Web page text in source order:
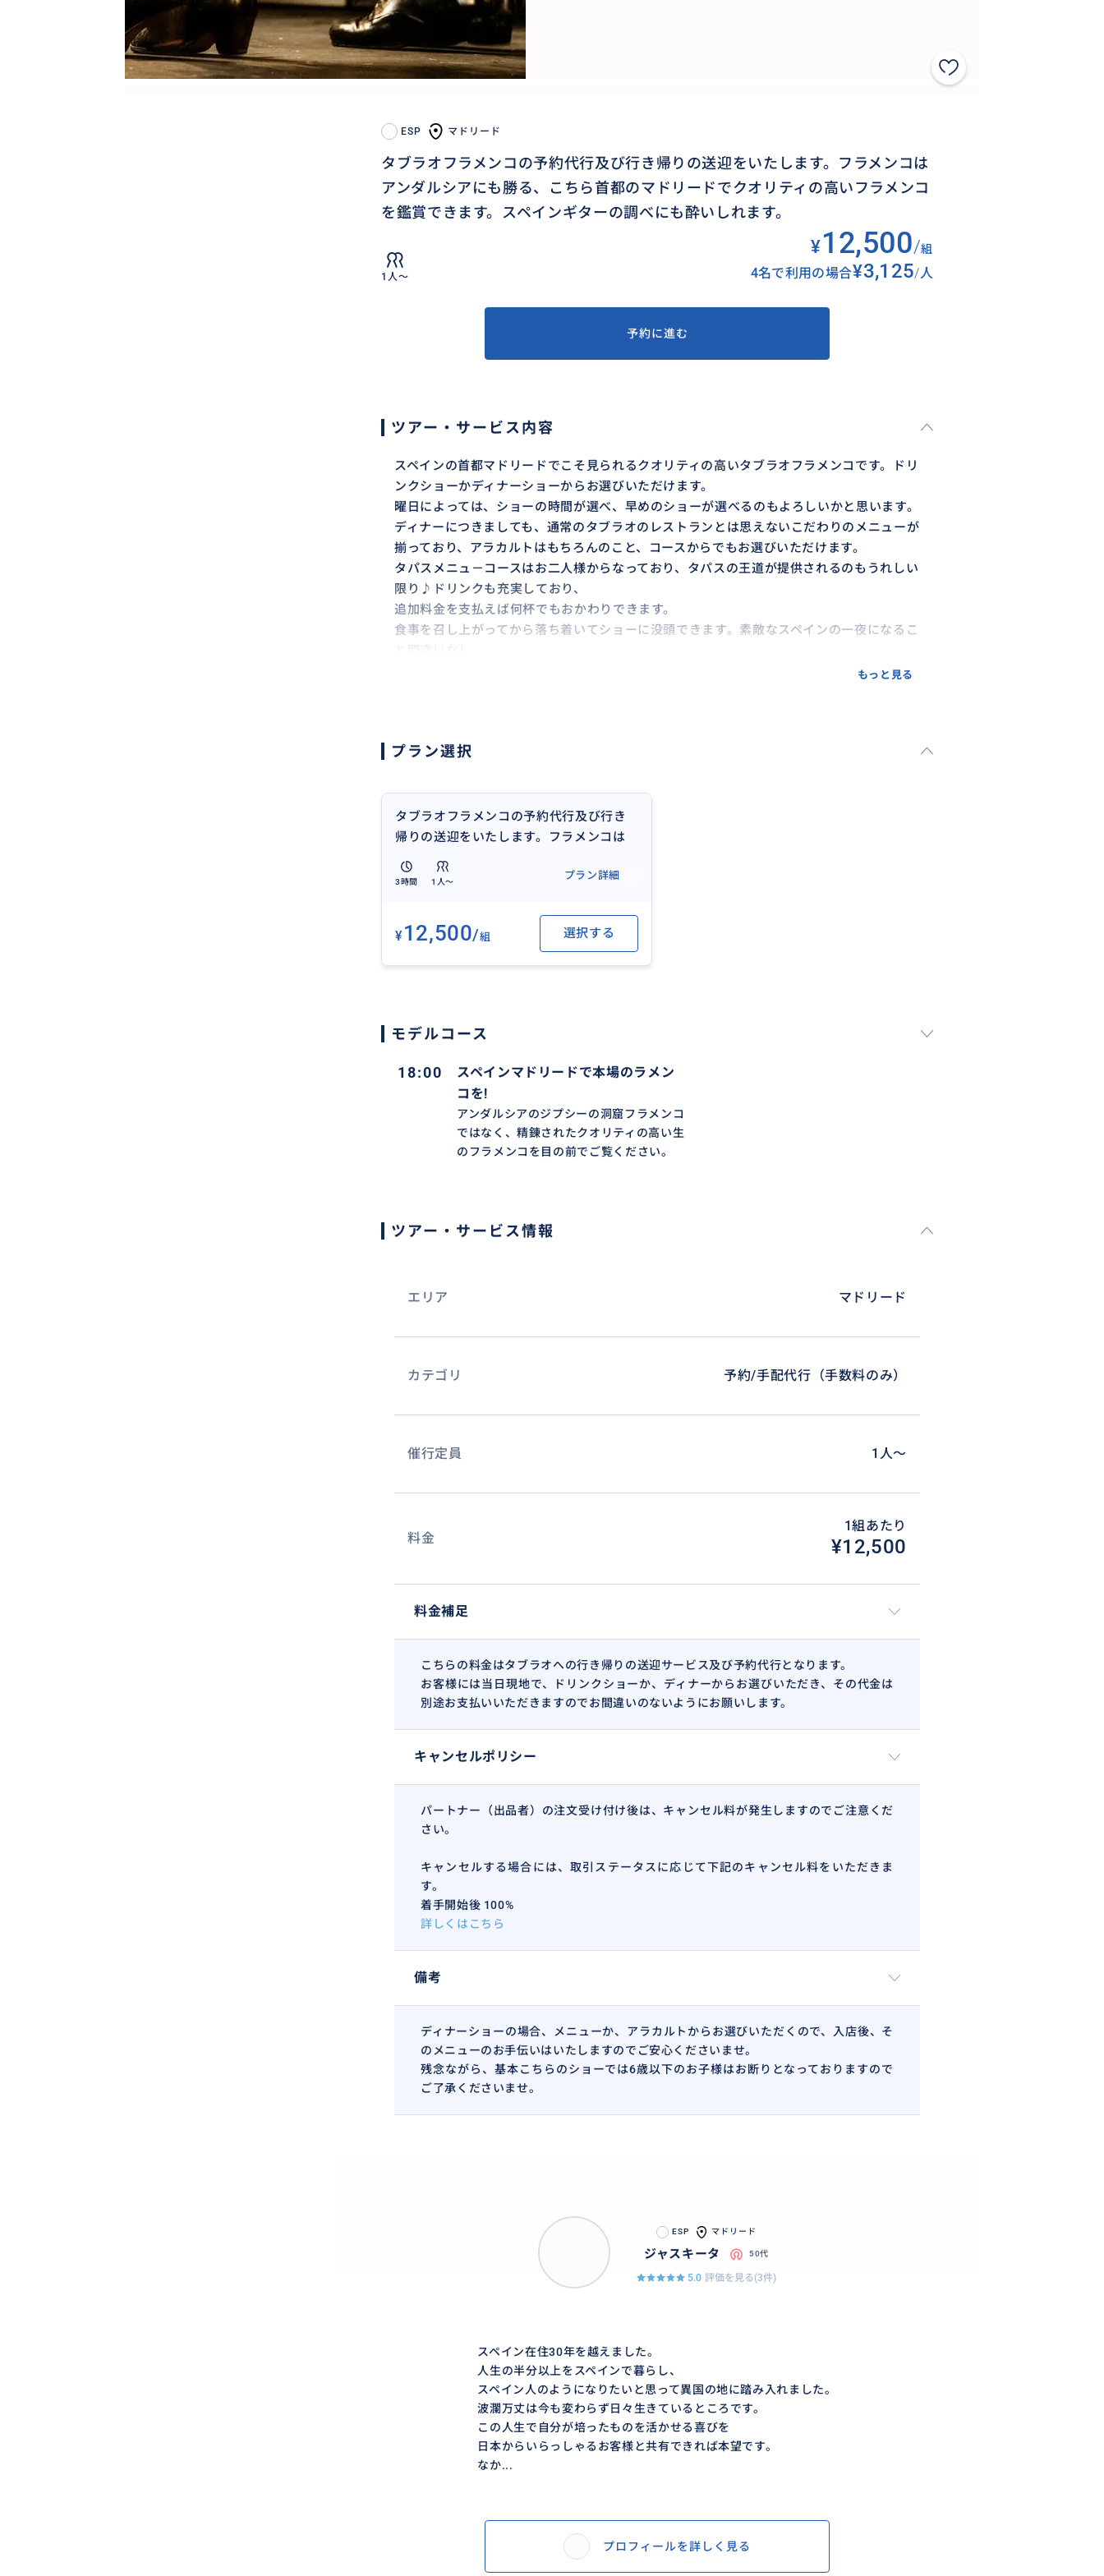
ESP マドリード
タブラオフラメンコの予約代行及び行き帰りの送迎をいたします。フラメンコは
アンダルシアにも勝る、こちら首都のマドリードでクオリティの高いフラメンコ
を鑑賞できます。スペインギターの調べにも酔いしれます。
1人〜
¥12,500/組
4名で利用の場合 ¥3,125/人
予約に進む
ツアー・サービス内容
スペインの首都マドリードでこそ見られるクオリティの高いタブラオフラメンコです。ドリ
ンクショーかディナーショーからお選びいただけます。
曜日によっては、ショーの時間が選べ、早めのショーが選べるのもよろしいかと思います。
ディナーにつきましても、通常のタブラオのレストランとは思えないこだわりのメニューが
揃っており、アラカルトはもちろんのこと、コースからでもお選びいただけます。
タパスメニュ－コースはお二人様からなっており、タパスの王道が提供されるのもうれしい
限り♪ドリンクも充実しており、
追加料金を支払えば何杯でもおかわりできます。
食事を召し上がってから落ち着いてショーに没頭できます。素敵なスペインの一夜になるこ
もっと見る
プラン選択
タブラオフラメンコの予約代行及び行き
帰りの送迎をいたします。フラメンコは
アンダルシアにも勝る、こちら首都のマ
ドリードでクオリティの高いフラメンコ
3時間 1人〜
プラン詳細
¥12,500/組 選択する
モデルコース
18:00
スペインマドリードで本場のラメン
コを!
アンダルシアのジプシーの洞窟フラメンコ
ではなく、精錬されたクオリティの高い生
のフラメンコを目の前でご覧ください。
ツアー・サービス情報
エリア マドリード
カテゴリ 予約/手配代行（手数料のみ）
催行定員 1人〜
料金
1組あたり
¥12,500
料金補足
こちらの料金はタブラオへの行き帰りの送迎サービス及び予約代行となります。
お客様には当日現地で、ドリンクショーか、ディナーからお選びいただき、その代金は
別途お支払いいただきますのでお間違いのないようにお願いします。
キャンセルポリシー
パートナー（出品者）の注文受け付け後は、キャンセル料が発生しますのでご注意くだ
さい。
キャンセルする場合には、取引ステータスに応じて下記のキャンセル料をいただきま
す。
着手開始後 100%
詳しくはこちら
備考
ディナーショーの場合、メニューか、アラカルトからお選びいただくので、入店後、そ
のメニューのお手伝いはいたしますのでご安心くださいませ。
残念ながら、基本こちらのショーでは6歳以下のお子様はお断りとなっておりますので
ご了承くださいませ。
ESP マドリード
ジャスキータ 50代
5.0 評価を見る(3件)
スペイン在住30年を越えました。
人生の半分以上をスペインで暮らし、
スペイン人のようになりたいと思って異国の地に踏み入れました。
波瀾万丈は今も変わらず日々生きているところです。
この人生で自分が培ったものを活かせる喜びを
日本からいらっしゃるお客様と共有できれば本望です。
なか...
プロフィールを詳しく見る